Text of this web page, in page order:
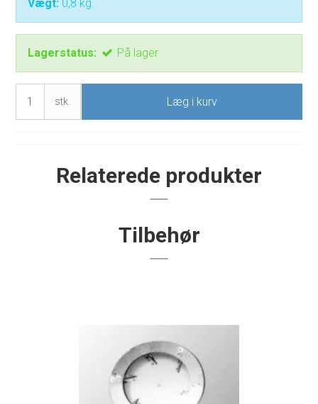
Vægt: 0,8 kg.
Lagerstatus: På lager
stk. Læg i kurv
Relaterede produkter
Tilbehør